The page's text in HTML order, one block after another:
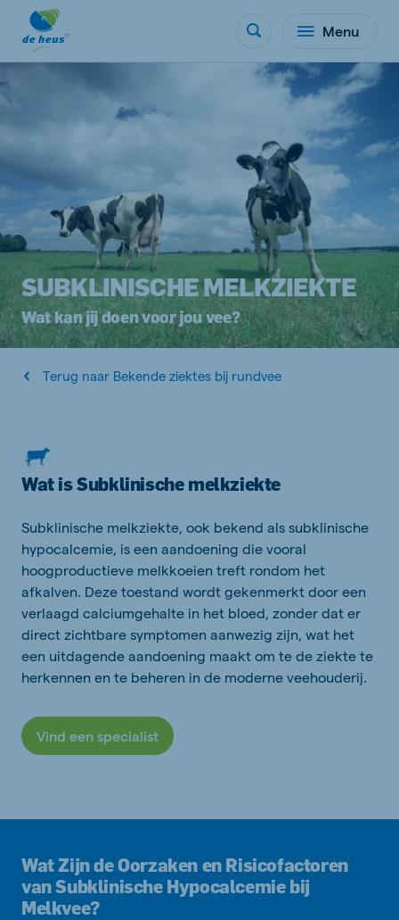
Menu
SUBKLINISCHE MELKZIEKTE
Wat kan jij doen voor jou vee?
Terug naar Bekende ziektes bij rundvee
Wat is Subklinische melkziekte
Subklinische melkziekte, ook bekend als subklinische
hypocalcemie, is een aandoening die vooral
hoogproductieve melkkoeien treft rondom het
afkalven. Deze toestand wordt gekenmerkt door een
verlaagd calciumgehalte in het bloed, zonder dat er
direct zichtbare symptomen aanwezig zijn, wat het
een uitdagende aandoening maakt om te de ziekte te
herkennen en te beheren in de moderne veehouderij.
Vind een specialist
Wat Zijn de Oorzaken en Risicofactoren
van Subklinische Hypocalcemie bij
Melkvee?